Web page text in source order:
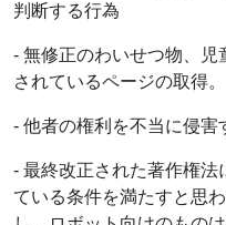
判断する行為
- 無修正のわいせつ物、児
されているページの取得。
- 他者の権利を不当に侵害
- 最終改正された著作権法
ている条件を満たすと思